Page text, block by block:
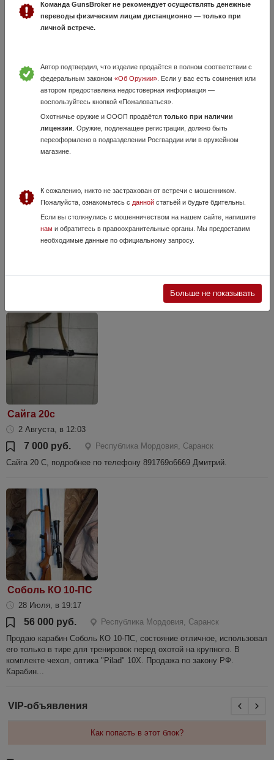
Mossberg 500 MilS
11 Июля, в 10:47
нуждается.Военная версия гражданского 500го.Без
настрела.Пистолетная рукоятка в комлекте.
ТОЗ-106,кал.20 (новый) +79272752000
22 Июня, в 11:36
25 000 руб.
Республика Мордовия, Саранск
Сайга 20с
2 Августа, в 12:03
7 000 руб.
Республика Мордовия, Саранск
Сайга 20 С, подробнее по телефону 891769о6669 Дмитрий.
Соболь КО 10-ПС
28 Июля, в 19:17
56 000 руб.
Республика Мордовия, Саранск
Продаю карабин Соболь КО 10-ПС, состояние отличное, использовал
его только в тире для тренировок перед охотой на крупного. В
комплекте чехол, оптика "Pilad" 10Х. Продажа по закону РФ.
Карабин...
Команда GunsBroker не рекомендует осуществлять денежные
переводы физическим лицам дистанционно — только при
личной встрече.
Автор подтвердил, что изделие продаётся в полном соответствии с
федеральным законом «Об Оружии». Если у вас есть сомнения или
автором предоставлена недостоверная информация —
воспользуйтесь кнопкой «Пожаловаться».
Охотничье оружие и ОООП продаётся только при наличии
лицензии . Оружие, подлежащее регистрации, должно быть
переоформлено в подразделении Росгвардии или в оружейном
магазине.
К сожалению, никто не застрахован от встречи с мошенником.
Пожалуйста, ознакомьтесь с даннойстатьёй и будьте бдительны.
Если вы столкнулись с мошенничеством на нашем сайте, напишите
нам и обратитесь в правоохранительные органы. Мы предоставим
необходимые данные по официальному запросу.
Больше не показывать
VIP-объявления
Как попасть в этот блок?